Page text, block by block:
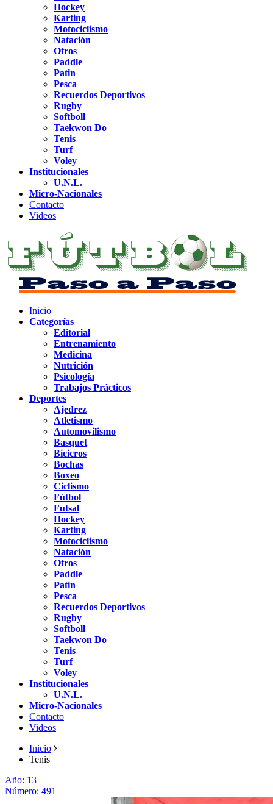
Hockey
Karting
Motociclismo
Natación
Otros
Paddle
Patin
Pesca
Recuerdos Deportivos
Rugby
Softboll
Taekwon Do
Tenis
Turf
Voley
Institucionales
U.N.L.
Micro-Nacionales
Contacto
Videos
Inicio
Categorías
Editorial
Entrenamiento
Medicina
Nutrición
Psicología
Trabajos Prácticos
Deportes
Ajedrez
Atletismo
Automovilismo
Basquet
Bicicros
Bochas
Boxeo
Ciclismo
Fútbol
Futsal
Hockey
Karting
Motociclismo
Natación
Otros
Paddle
Patin
Pesca
Recuerdos Deportivos
Rugby
Softboll
Taekwon Do
Tenis
Turf
Voley
Institucionales
U.N.L.
Micro-Nacionales
Contacto
Videos
Inicio
Tenis
Año: 13
Número: 491